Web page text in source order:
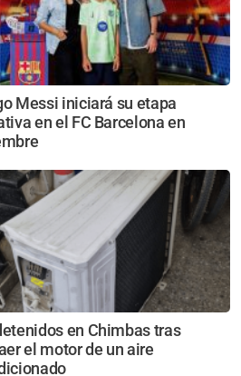
Messi iniciará su etapa
en el FC Barcelona en
en Chimbas tras
el motor de un aire